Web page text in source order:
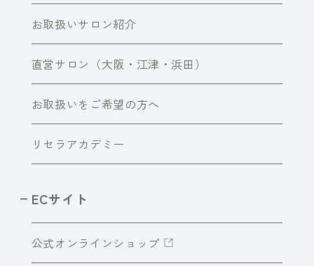
お取扱いサロン紹介
直営サロン（大阪・江津・浜田）
お取扱いをご希望の方へ
リセラアカデミー
ECサイト
公式オンラインショップ